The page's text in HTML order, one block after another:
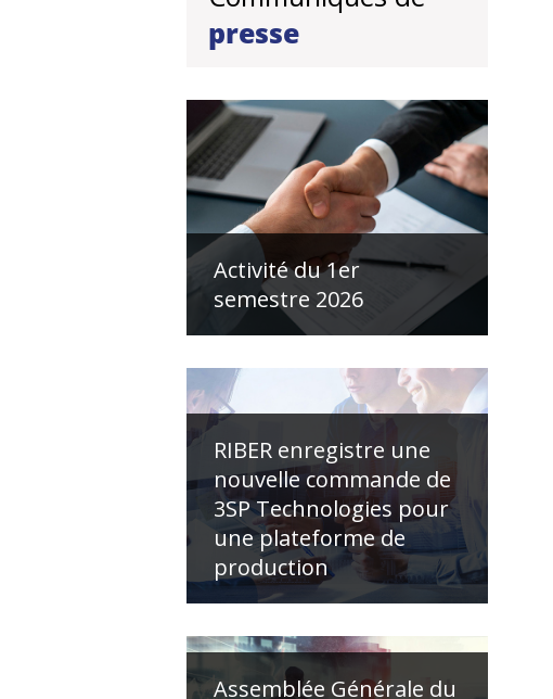
presse
Activité du 1er
semestre 2026
RIBER enregistre une
nouvelle commande de
3SP Technologies pour
une plateforme de
production
Assemblée Générale du